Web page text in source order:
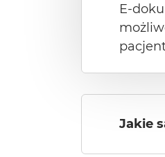
E-
Jakie